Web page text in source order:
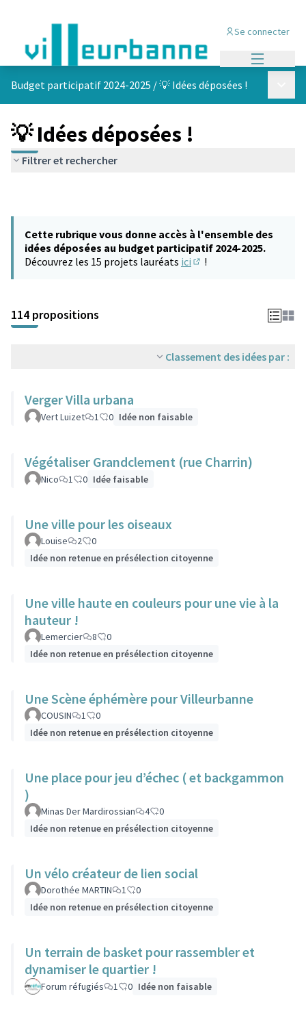
Se connecter
Budget participatif 2024-2025 /💡 Idées déposées !
💡 Idées déposées !
Filtrer et rechercher
Cette rubrique vous donne accès à l'ensemble des
idées déposées au budget participatif 2024-2025.
Découvrez les 15 projets lauréats ici !
114 propositions
Classement des idées par :
Verger Villa urbana
Vert Luizet 1 0 Idée non faisable
Végétaliser Grandclement (rue Charrin)
Nico 1 0 Idée faisable
Une ville pour les oiseaux
Louise 2
0
Idée non retenue en présélection citoyenne
Une ville haute en couleurs pour une vie à la
hauteur !
Lemercier 8
0
Idée non retenue en présélection citoyenne
Une Scène éphémère pour Villeurbanne
COUSIN 1
0
Idée non retenue en présélection citoyenne
Une place pour jeu d’échec ( et backgammon
)
Minas Der Mardirossian 4
0
Idée non retenue en présélection citoyenne
Un vélo créateur de lien social
Dorothée MARTIN 1
0
Idée non retenue en présélection citoyenne
Un terrain de basket pour rassembler et
dynamiser le quartier !
Forum réfugiés 1 0 Idée non faisable